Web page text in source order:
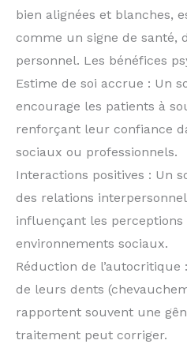
bien alignées et blanches,
comme un signe de santé,
personnel. Les bénéfices
Estime de soi accrue : Un
encourage les patients à
renforçant leur confiance
sociaux ou professionnels.
Interactions positives : Un
des relations
influençant les perceptions
environnements sociaux.
Réduction de
de leurs dents
rapportent souvent une
traitement peut corriger.